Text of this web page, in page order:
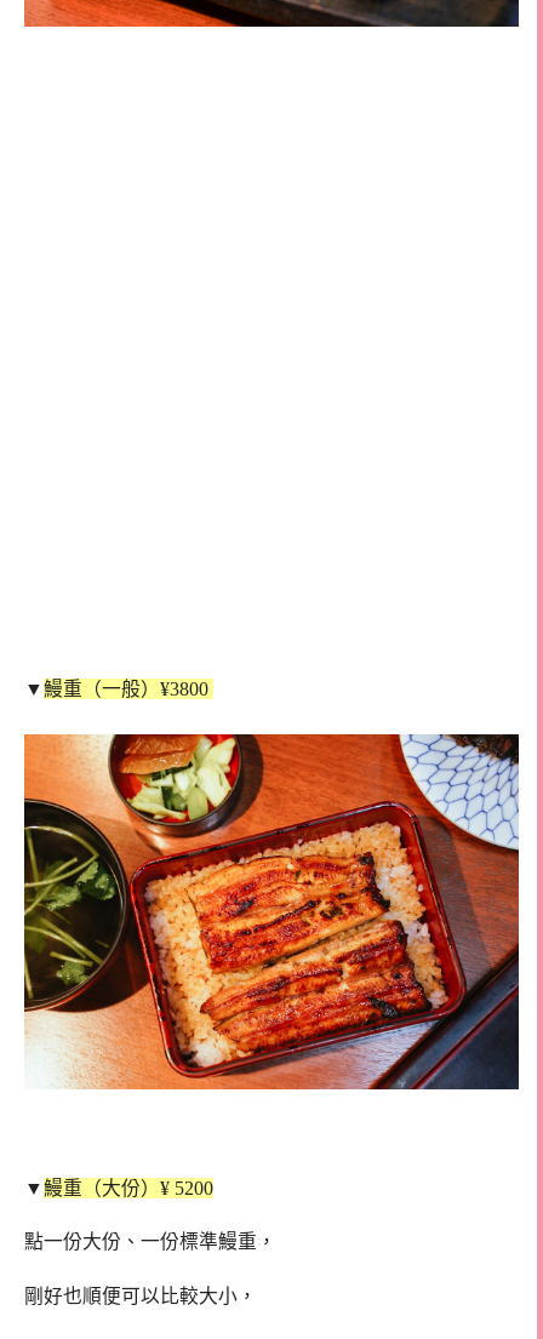
▼鰻重（一般）¥3800
▼鰻重（大份）¥ 5200
點一份大份、一份標準鰻重，
剛好也順便可以比較大小，